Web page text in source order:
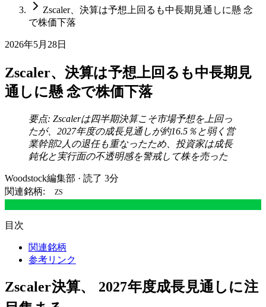
Zscaler、決算は予想上回るも中長期見通しに懸 念
で株価下落
2026年5月28日
Zscaler、決算は予想上回るも中長期見
通しに懸 念で株価下落
要点: Zscalerは四半期決算こそ市場予想を上回っ
たが、2027年度の成長見通しが約16.5％と弱く営
業幹部2人の退任も重なったため、投資家は成長
鈍化と実行面の不透明感を警戒して株を売った
Woodstock編集部 · 読了 3分
関連銘柄:
ZS
目次
関連銘柄
参考リンク
Zscaler決算、 2027年度成長見通しに注